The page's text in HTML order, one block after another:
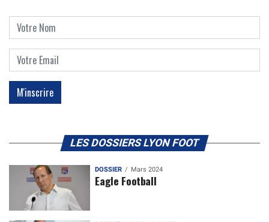
LES DOSSIERS LYON FOOT
DOSSIER Mars 2024
Eagle Football